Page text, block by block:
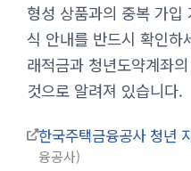
형성 상품과의 중복 가
식 안내를 반드시 확인하
래적금과 청년도약계좌
것으로 알려져 있습니다.
한국주택금융공사 청년
융공사